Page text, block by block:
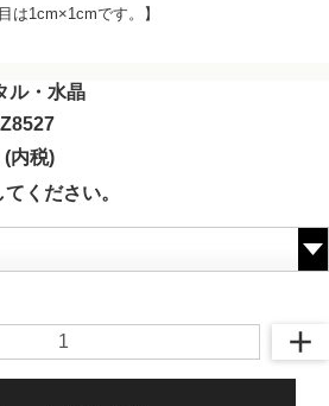
は1cm×1cmです。】
ル・水晶
(内税)
ください。